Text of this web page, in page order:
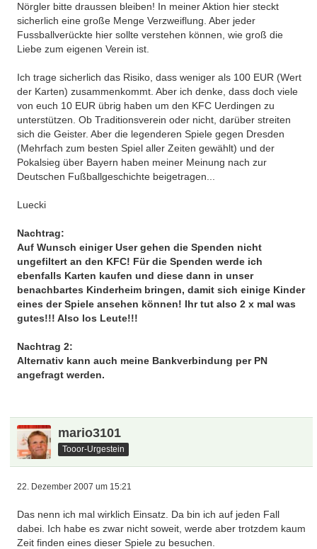
Nörgler bitte draussen bleiben! In meiner Aktion hier steckt
sicherlich eine große Menge Verzweiflung. Aber jeder
Fussballverückte hier sollte verstehen können, wie groß die
Liebe zum eigenen Verein ist.
Ich trage sicherlich das Risiko, dass weniger als 100 EUR (Wert
der Karten) zusammenkommt. Aber ich denke, dass doch viele
von euch 10 EUR übrig haben um den KFC Uerdingen zu
unterstützen. Ob Traditionsverein oder nicht, darüber streiten
sich die Geister. Aber die legenderen Spiele gegen Dresden
(Mehrfach zum besten Spiel aller Zeiten gewählt) und der
Pokalsieg über Bayern haben meiner Meinung nach zur
Deutschen Fußballgeschichte beigetragen...
Luecki
Nachtrag:
Auf Wunsch einiger User gehen die Spenden nicht
ungefiltert an den KFC! Für die Spenden werde ich
ebenfalls Karten kaufen und diese dann in unser
benachbartes Kinderheim bringen, damit sich einige Kinder
eines der Spiele ansehen können! Ihr tut also 2 x mal was
gutes!!! Also los Leute!!!
Nachtrag 2:
Alternativ kann auch meine Bankverbindung per PN
angefragt werden.
mario3101
Tooor-Urgestein
22. Dezember 2007 um 15:21
Das nenn ich mal wirklich Einsatz. Da bin ich auf jeden Fall
dabei. Ich habe es zwar nicht soweit, werde aber trotzdem kaum
Zeit finden eines dieser Spiele zu besuchen.